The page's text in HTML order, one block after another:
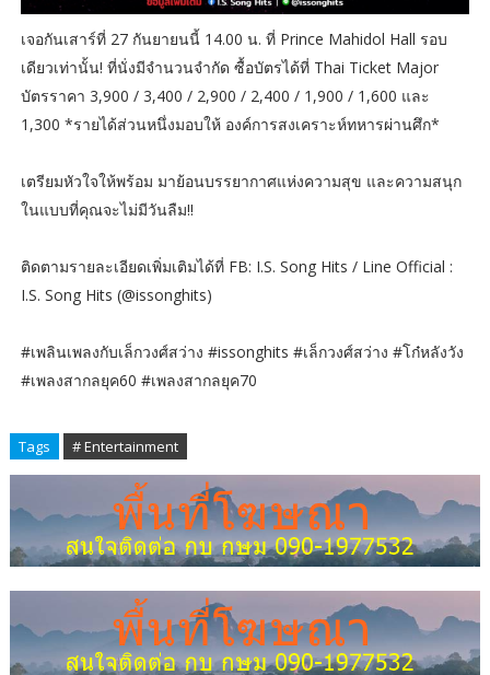
เจอกันเสาร์ที่ 27 กันยายนนี้ 14.00 น. ที่ Prince Mahidol Hall รอบ
เดียวเท่านั้น! ที่นั่งมีจำนวนจำกัด ซื้อบัตรได้ที่ Thai Ticket Major
บัตรราคา 3,900 / 3,400 / 2,900 / 2,400 / 1,900 / 1,600 และ
1,300 *รายได้ส่วนหนึ่งมอบให้ องค์การสงเคราะห์ทหารผ่านศึก*
เตรียมหัวใจให้พร้อม มาย้อนบรรยากาศแห่งความสุข และความสนุก
ในแบบที่คุณจะไม่มีวันลืม!!
ติดตามรายละเอียดเพิ่มเติมได้ที่ FB: I.S. Song Hits / Line Official :
I.S. Song Hits (@issonghits)
#เพลินเพลงกับเล็กวงศ์สว่าง #issonghits #เล็กวงศ์สว่าง #โก๋หลังวัง
#เพลงสากลยุค60 #เพลงสากลยุค70
Tags # Entertainment